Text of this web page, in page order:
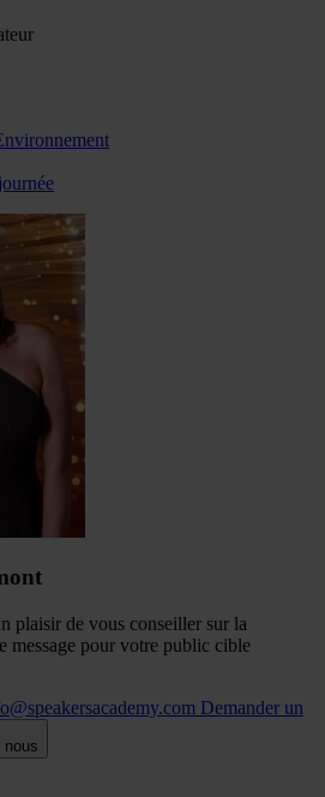
plaisir de vous conseiller sur la
message pour votre public cible
Demander un
nous